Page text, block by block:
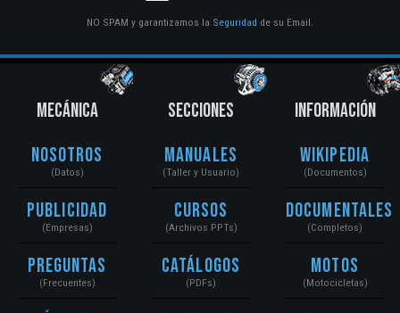
NO SPAM y garantizamos la Seguridad de su Email.
MECÁNICA
Nosotros
(Datos)
Publicidad
(Empresas)
Preguntas
(Frecuentes)
SECCIONES
Manuales
(Taller y Usuario)
Cursos
(Archivos PPTs)
Catálogos
(PDFs)
INFORMACIÓN
Wikipedia
(Documentos)
Documentales
(Completos)
Motos
(Motocicletas)